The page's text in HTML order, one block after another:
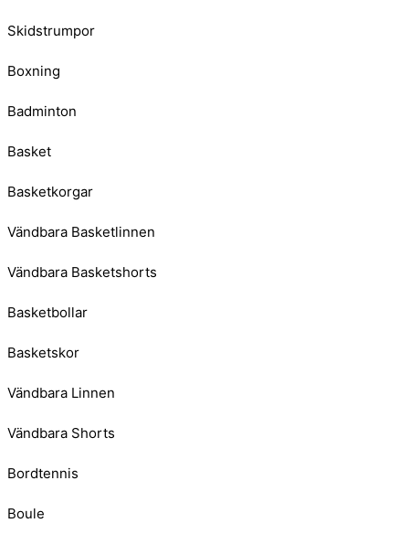
Skidstrumpor
Boxning
Badminton
Basket
Basketkorgar
Vändbara Basketlinnen
Vändbara Basketshorts
Basketbollar
Basketskor
Vändbara Linnen
Vändbara Shorts
Bordtennis
Boule